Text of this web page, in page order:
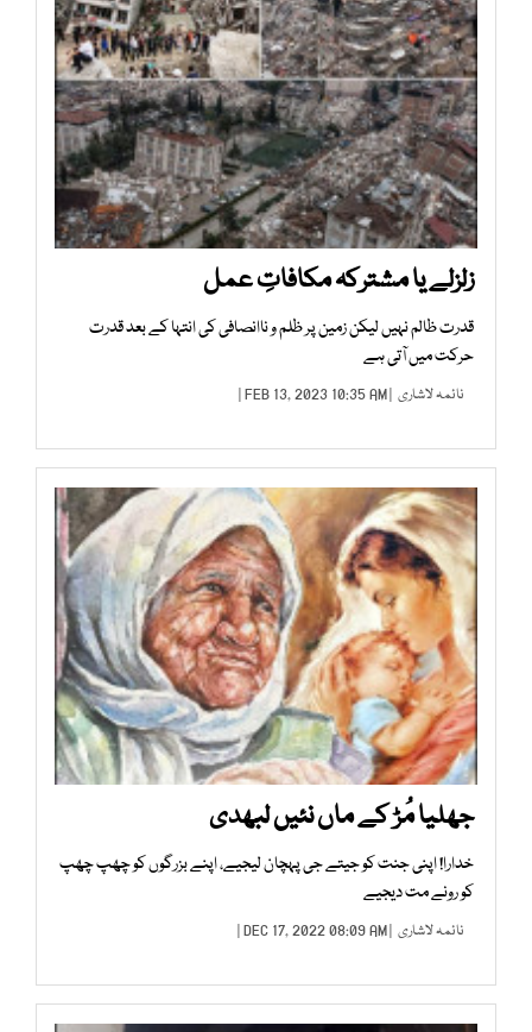
زلزلے یا مشترکہ مکافاتِ عمل
قدرت ظالم نہیں لیکن زمین پر ظلم و ناانصافی کی انتہا کے بعد قدرت
حرکت میں آتی ہے
نائمہ لاشاری | FEB 13, 2023 10:35 AM |
جھلیا مُڑ کے ماں نئیں لبھدی
خدارا! اپنی جنت کو جیتے جی پہچان لیجیے، اپنے بزرگوں کو چھپ چھپ
کو رونے مت دیجیے
نائمہ لاشاری | DEC 17, 2022 08:09 AM |